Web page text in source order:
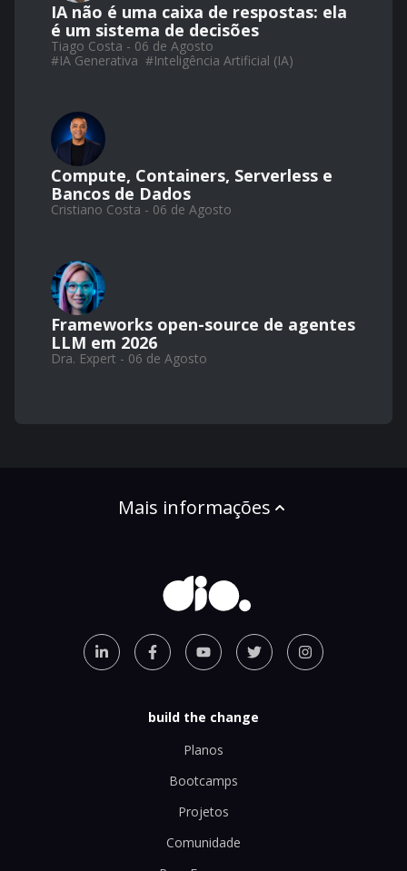
IA não é uma caixa de respostas: ela
é um sistema de decisões
Tiago Costa - 06 de Agosto
#IA Generativa #Inteligência Artificial (IA)
Compute, Containers, Serverless e
Bancos de Dados
Cristiano Costa - 06 de Agosto
Frameworks open-source de agentes
LLM em 2026
Dra. Expert - 06 de Agosto
Mais informações
build the change
Planos
Bootcamps
Projetos
Comunidade